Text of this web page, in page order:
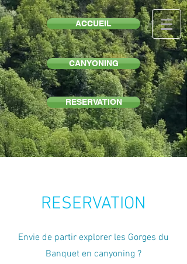
ACCUEIL
CANYONING
RESERVATION
RESERVATION
Envie de partir explorer les Gorges du
Banquet en canyoning ?